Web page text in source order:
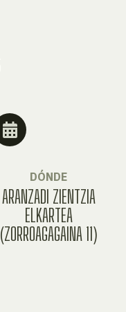
DÓNDE
ARANZADI ZIENTZIA
ELKARTEA
(ZORROAGAGAINA 11)